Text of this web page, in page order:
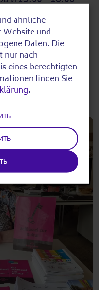
- 16:00 часов
ähnliche
Website und
Daten. Die
nur nach
eines berechtigten
finden Sie
.